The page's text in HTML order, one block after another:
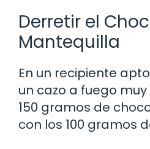
Derretir el
Mantequilla
En un recipiente
un cazo a fuego
150 gramos de
con los 100 gramos